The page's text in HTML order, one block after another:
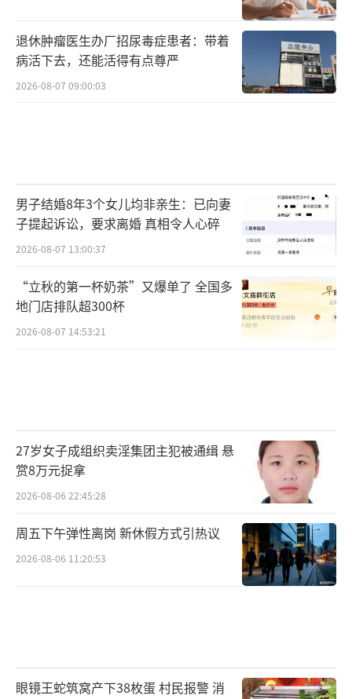
退休肿瘤医生办厂招尿毒症患者：带着
病活下去，还能活得有点尊严
2026-08-07 09:00:03
男子结婚8年3个女儿均非亲生：已向妻
子提起诉讼，要求离婚 真相令人心碎
2026-08-07 13:00:37
“立秋的第一杯奶茶”又爆单了 全国多
地门店排队超300杯
2026-08-07 14:53:21
27岁女子成组织卖淫集团主犯被通缉 悬
赏8万元捉拿
2026-08-06 22:45:28
周五下午弹性离岗 新休假方式引热议
2026-08-06 11:20:53
眼镜王蛇筑窝产下38枚蛋 村民报警 消